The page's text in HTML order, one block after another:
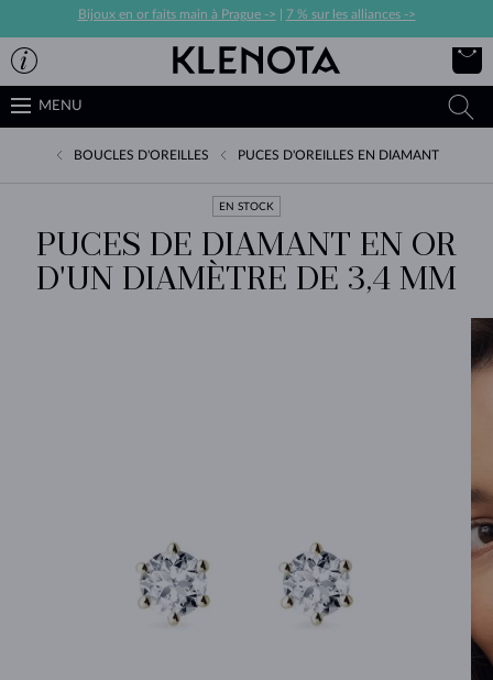
Bijoux en or faits main à Prague -> 7 % sur les alliances ->
MENU
BOUCLES D'OREILLES PUCES D'OREILLES EN DIAMANT
EN STOCK
PUCES DE DIAMANT EN OR
D'UN DIAMÈTRE DE 3,4 MM